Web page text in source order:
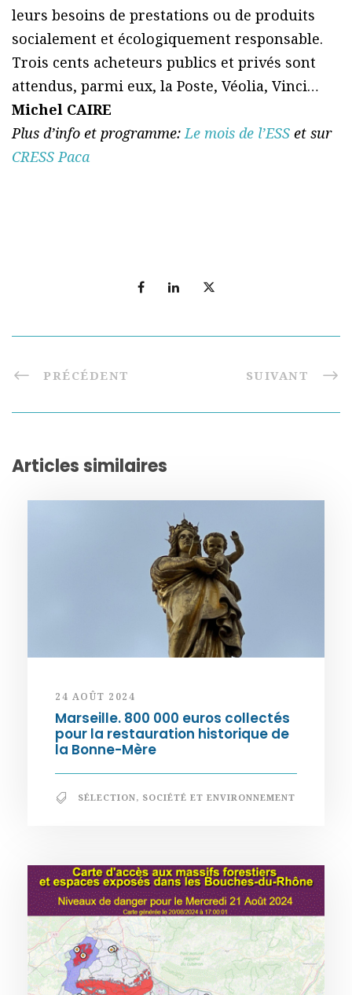
leurs besoins de prestations ou de produits
socialement et écologiquement responsable.
Trois cents acheteurs publics et privés sont
attendus, parmi eux, la Poste, Véolia, Vinci…
Michel CAIRE
Plus d’info et programme:Le mois de l’ESS et sur
CRESS Paca
PRÉCÉDENT SUIVANT
Articles similaires
24 AOÛT 2024
Marseille. 800 000 euros collectés
pour la restauration historique de
la Bonne-Mère
SÉLECTION, SOCIÉTÉ ET ENVIRONNEMENT